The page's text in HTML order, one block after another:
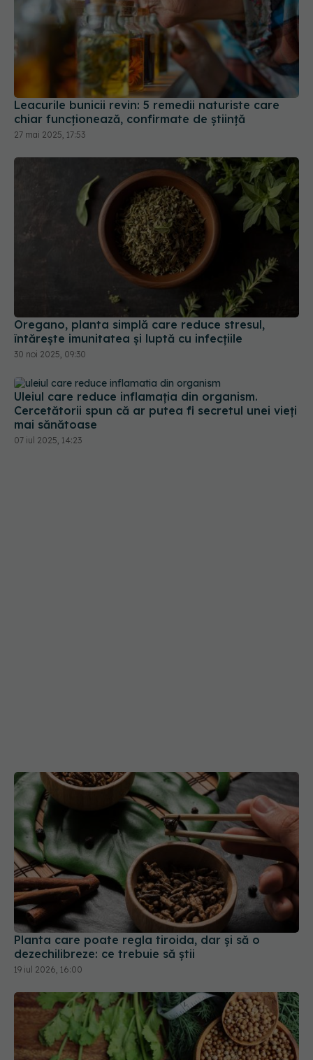
Leacurile bunicii revin: 5 remedii naturiste care
chiar funcționează, confirmate de știință
27 mai 2025, 17:53
Oregano, planta simplă care reduce stresul,
întărește imunitatea și luptă cu infecțiile
30 noi 2025, 09:30
Uleiul care reduce inflamația din organism.
Cercetătorii spun că ar putea fi secretul unei vieți
mai sănătoase
07 iul 2025, 14:23
Planta care poate regla tiroida, dar și să o
dezechilibreze: ce trebuie să știi
19 iul 2026, 16:00